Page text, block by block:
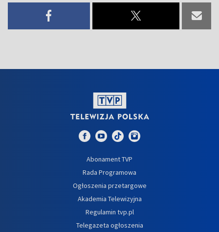
Abonament TVP
Rada Programowa
Ogłoszenia przetargowe
Akademia Telewizyjna
Regulamin tvp.pl
Telegazeta ogłoszenia